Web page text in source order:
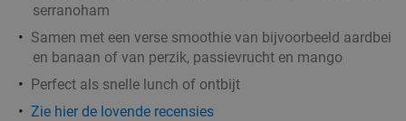
serranoham
Samen met een verse smoothie van bijvoorbeeld aardbei
en banaan of ​van perzik, passievrucht en mango
Perfect als snelle lunch of ontbijt
Zie hier de lovende recensies